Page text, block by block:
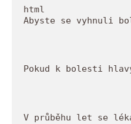
Abyste se vyhnuli
Pokud k bolesti
V průběhu let se